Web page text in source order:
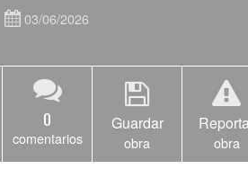
03/06/2026
0
comentarios
Guardar
obra obra